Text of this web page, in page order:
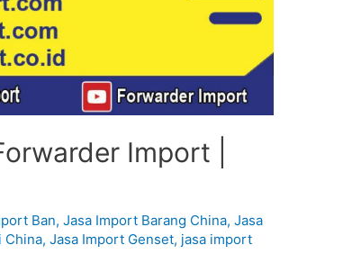
Import |
Ban,Jasa Import Barang China,Jasa
China,Jasa Import Genset, jasa import